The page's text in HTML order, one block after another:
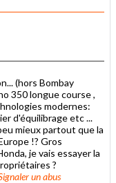
(hors Bombay
350 longue course ,
modernes:
d'équilibrage etc ...
mieux partout que la
!? Gros
je vais essayer la
?
un abus